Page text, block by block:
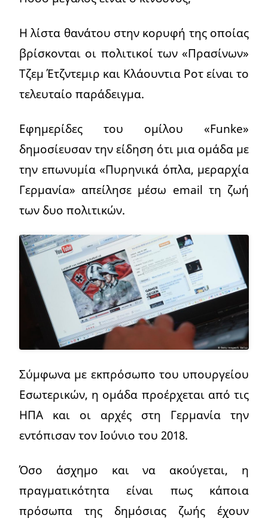
Η λίστα θανάτου στην κορυφή της οποίας
βρίσκονται οι πολιτικοί των «Πρασίνων»
Τζεμ Έτζντεμιρ και Κλάουντια Ροτ είναι το
τελευταίο παράδειγμα.
Εφημερίδες του ομίλου «Funke»
δημοσίευσαν την είδηση ότι μια ομάδα με
την επωνυμία «Πυρηνικά όπλα, μεραρχία
Γερμανία» απείλησε μέσω email τη ζωή
των δυο πολιτικών.
Σύμφωνα με εκπρόσωπο του υπουργείου
Εσωτερικών, η ομάδα προέρχεται από τις
ΗΠΑ και οι αρχές στη Γερμανία την
εντόπισαν τον Ιούνιο του 2018.
Όσο άσχημο και να ακούγεται, η
πραγματικότητα είναι πως κάποια
πρόσωπα της δημόσιας ζωής έχουν